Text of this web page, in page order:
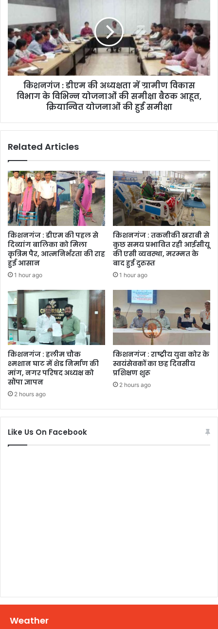
किशनगंज : डीएम की अध्यक्षता में ग्रामीण विकास
विभाग के विभिन्न योजनाओं की समीक्षा बैठक आहूत,
क्रियान्वित योजनाओं की हुई समीक्षा
Related Articles
किशनगंज : डीएम की पहल से
दिव्यांग बालिका को मिला
कृत्रिम पैर, आत्मनिर्भरता की राह
हुई आसान
1 hour ago
किशनगंज : तकनीकी खराबी से
कुछ समय प्रभावित रही आईसीयू
की एसी व्यवस्था, मरम्मत के
बाद हुई दुरुस्त
1 hour ago
किशनगंज : हलीम चौक
श्मशान घाट में शेड निर्माण की
मांग, नगर परिषद अध्यक्ष को
सौंपा ज्ञापन
2 hours ago
किशनगंज : राष्ट्रीय युवा कोर के
स्वयंसेवकों का छह दिवसीय
प्रशिक्षण शुरू
2 hours ago
Like Us On Facebook
Weather